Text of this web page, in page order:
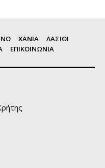
ΧΑΝΙΑ
ΛΑΣΙΘΙ
ΕΠΙΚΟΙΝΩΝΙΑ